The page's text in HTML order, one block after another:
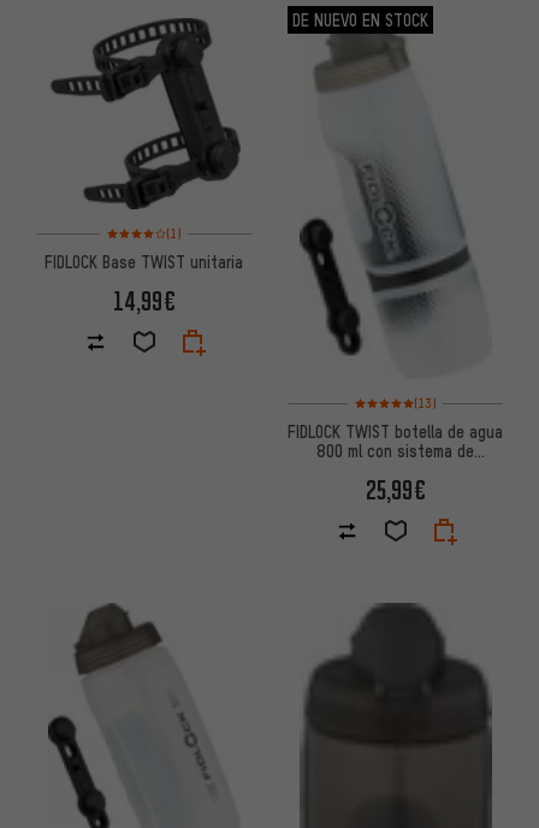
Valoración media: 4 de 5 basada en 1 reseñas
(1)
FIDLOCK Base TWIST unitaria
14,99€
DE NUEVO EN STOCK
Valoración media: 5 de 5
(13)
FIDLOCK TWIST botella de agua
800 ml con sistema de
base
25,99€